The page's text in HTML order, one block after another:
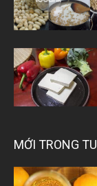
MỚI TRONG